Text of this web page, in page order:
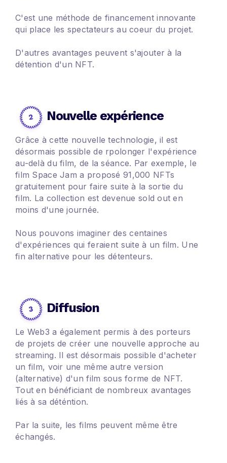
C'est une méthode de financement innovante
qui place les spectateurs au coeur du projet.
D'autres avantages peuvent s'ajouter à la
détention d'un NFT.
Nouvelle expérience
Grâce à cette nouvelle technologie, il est
désormais possible de rpolonger l'expérience
au-delà du film, de la séance. Par exemple, le
film Space Jam a proposé 91,000 NFTs
gratuitement pour faire suite à la sortie du
film. La collection est devenue sold out en
moins d'une journée.
Nous pouvons imaginer des centaines
d'expériences qui feraient suite à un film. Une
fin alternative pour les détenteurs.
Diffusion
Le Web3 a également permis à des porteurs
de projets de créer une nouvelle approche au
streaming. Il est désormais possible d'acheter
un film, voir une même autre version
(alternative) d'un film sous forme de NFT.
Tout en bénéficiant de nombreux avantages
liés à sa déténtion.
Par la suite, les films peuvent même être
échangés.